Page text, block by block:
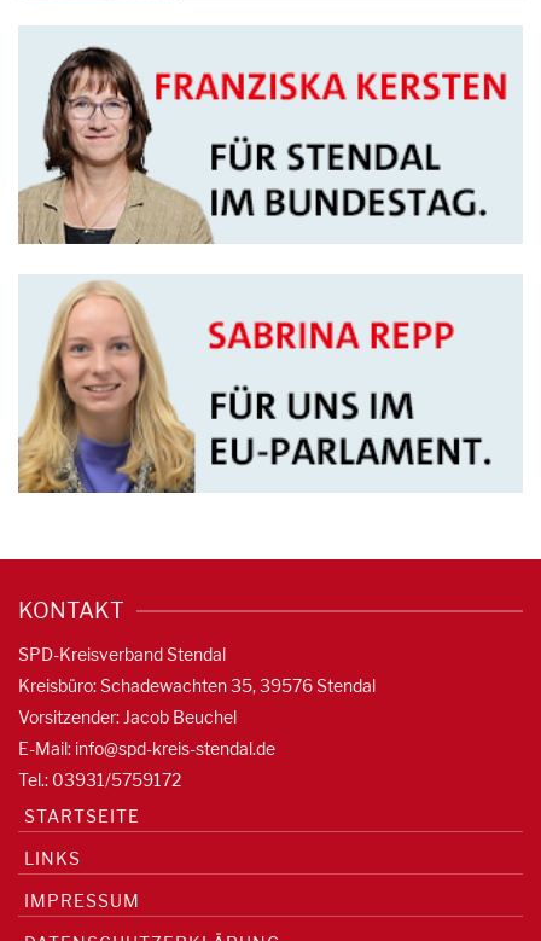
KONTAKT
SPD-Kreisverband Stendal
Kreisbüro: Schadewachten 35, 39576 Stendal
Vorsitzender: Jacob Beuchel
E-Mail: info@spd-kreis-stendal.de
Tel.: 03931/5759172
STARTSEITE
LINKS
IMPRESSUM